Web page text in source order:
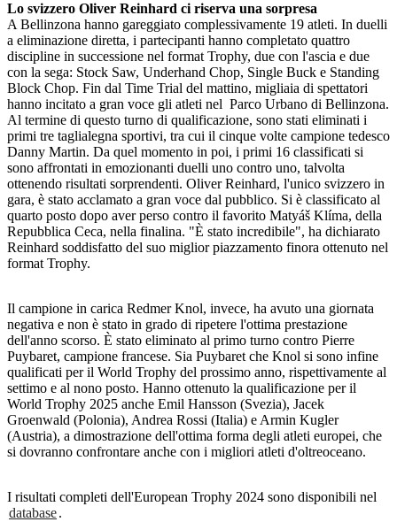
Lo svizzero Oliver Reinhard ci riserva una sorpresa
A Bellinzona hanno gareggiato complessivamente 19 atleti. In duelli
a eliminazione diretta, i partecipanti hanno completato quattro
discipline in successione nel format Trophy, due con l'ascia e due
con la sega: Stock Saw, Underhand Chop, Single Buck e Standing
Block Chop. Fin dal Time Trial del mattino, migliaia di spettatori
hanno incitato a gran voce gli atleti nel Parco Urbano di Bellinzona.
Al termine di questo turno di qualificazione, sono stati eliminati i
primi tre taglialegna sportivi, tra cui il cinque volte campione tedesco
Danny Martin. Da quel momento in poi, i primi 16 classificati si
sono affrontati in emozionanti duelli uno contro uno, talvolta
ottenendo risultati sorprendenti. Oliver Reinhard, l'unico svizzero in
gara, è stato acclamato a gran voce dal pubblico. Si è classificato al
quarto posto dopo aver perso contro il favorito Matyáš Klíma, della
Repubblica Ceca, nella finalina. "È stato incredibile", ha dichiarato
Reinhard soddisfatto del suo miglior piazzamento finora ottenuto nel
format Trophy.
Il campione in carica Redmer Knol, invece, ha avuto una giornata
negativa e non è stato in grado di ripetere l'ottima prestazione
dell'anno scorso. È stato eliminato al primo turno contro Pierre
Puybaret, campione francese. Sia Puybaret che Knol si sono infine
qualificati per il World Trophy del prossimo anno, rispettivamente al
settimo e al nono posto. Hanno ottenuto la qualificazione per il
World Trophy 2025 anche Emil Hansson (Svezia), Jacek
Groenwald (Polonia), Andrea Rossi (Italia) e Armin Kugler
(Austria), a dimostrazione dell'ottima forma degli atleti europei, che
si dovranno confrontare anche con i migliori atleti d'oltreoceano.
I risultati completi dell'European Trophy 2024 sono disponibili nel
database.